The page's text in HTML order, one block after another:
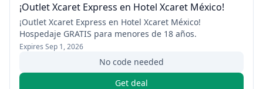
¡Outlet Xcaret Express en Hotel Xcaret México!
¡Outlet Xcaret Express en Hotel Xcaret México!
Hospedaje GRATIS para menores de 18 años.
Expires Sep 1, 2026
No code needed
Get deal